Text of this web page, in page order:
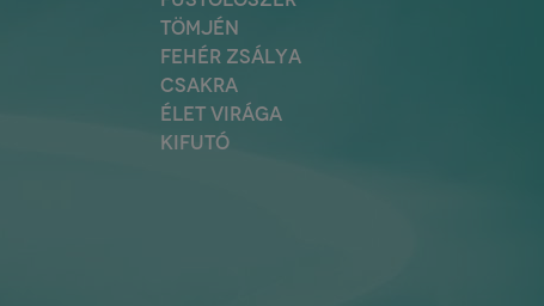
TÖMJÉN
FEHÉR ZSÁLYA
CSAKRA
ÉLET VIRÁGA
KIFUTÓ